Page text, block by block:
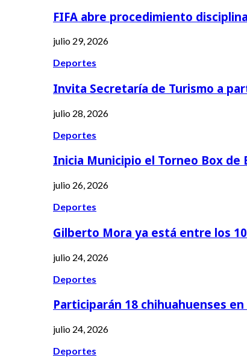
FIFA abre procedimiento
julio 29, 2026
Deportes
Invita Secretaría de Turismo a
julio 28, 2026
Deportes
Inicia Municipio el Torneo Box de
julio 26, 2026
Deportes
Gilberto Mora ya está entre los
julio 24, 2026
Deportes
Participarán 18 chihuahuenses
julio 24, 2026
Deportes